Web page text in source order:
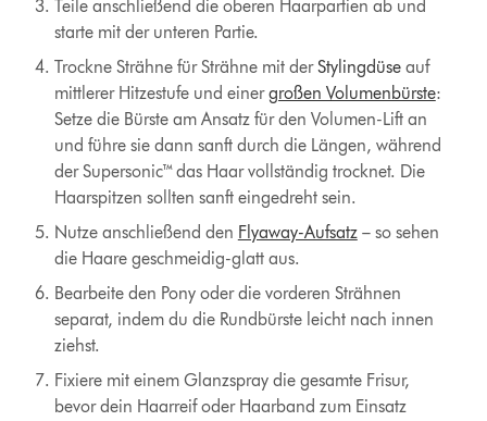
Teile anschließend die oberen Haarpartien ab und
starte mit der unteren Partie.
Trockne Strähne für Strähne mit derStylingdüseauf
mittlerer Hitzestufe und einergroßen Volumenbürste:
Setze die Bürste am Ansatz für den Volumen-Lift an
und führe sie dann sanft durch die Längen, während
der Supersonic™ das Haar vollständig trocknet. Die
Haarspitzen sollten sanft eingedreht sein.
Nutze anschließend den Flyaway-Aufsatz– so sehen
die Haare geschmeidig-glatt aus.
Bearbeite den Pony oder die vorderen Strähnen
separat, indem du die Rundbürste leicht nach innen
ziehst.
Fixiere mit einem Glanzspray die gesamte Frisur,
bevor dein Haarreif oder Haarband zum Einsatz